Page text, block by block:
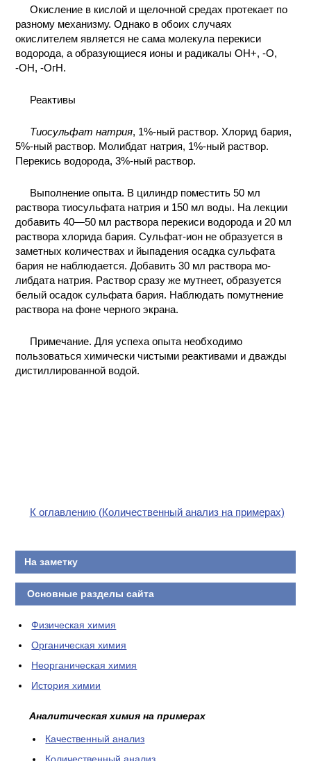
Окисление в кислой и щелочной средах протекает по
разному механизму. Однако в обоих случаях
окислителем является не сама молекула перекиси
водорода, а образующиеся ионы и радикалы ОН+, -О,
-ОН, -ОгН.
Реактивы
Тиосульфат натрия, 1%-ный раствор. Хлорид бария,
5%-ный раствор. Молибдат натрия, 1%-ный раствор.
Перекись водорода, 3%-ный раствор.
Выполнение опыта. В цилиндр поместить 50 мл
раствора тиосульфата натрия и 150 мл воды. На лекции
добавить 40—50 мл раствора перекиси водорода и 20 мл
раствора хлорида бария. Сульфат-ион не образуется в
заметных количествах и йыпадения осадка сульфата
бария не наблюдается. Добавить 30 мл раствора мо-
либдата натрия. Раствор сразу же мутнеет, образуется
белый осадок сульфата бария. Наблюдать помутнение
раствора на фоне черного экрана.
Примечание. Для успеха опыта необходимо
пользоваться химически чистыми реактивами и дважды
дистиллированной водой.
К оглавлению (Количественный анализ на примерах)
На заметку
Основные разделы сайта
Физическая химия
Органическая химия
Неорганическая химия
История химии
Аналитическая химия на примерах
Качественный анализ